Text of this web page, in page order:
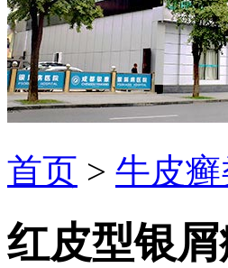
首页 > 牛皮癣
红皮型银